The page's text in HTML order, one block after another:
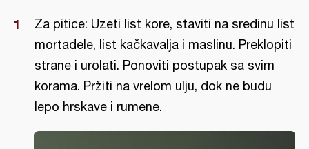
Za pitice: Uzeti list kore, staviti na sredinu list
mortadele, list kačkavalja i maslinu. Preklopiti
strane i urolati. Ponoviti postupak sa svim
korama. Pržiti na vrelom ulju, dok ne budu
lepo hrskave i rumene.